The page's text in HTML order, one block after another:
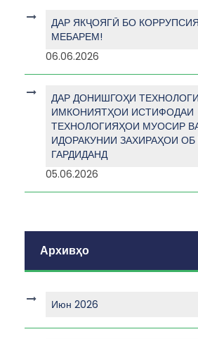
ДАР ЯКҶОЯГӢ БО
МЕБАРЕМ!
06.06.2026
ДАР ДОНИШГОҲИ
ИМКОНИЯТҲОИ ИСТИФОДАИ
ТЕХНОЛОГИЯҲОИ МУОСИР
ИДОРАКУНИИ ЗАХИРАҲОИ ОБ
ГАРДИДАНД
05.06.2026
Архивҳо
Июн 2026